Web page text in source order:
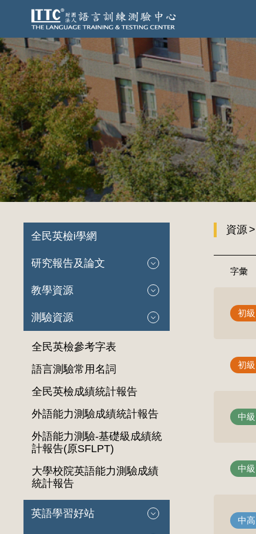
全民英檢i學網
研究報告及論文
教學資源
測驗資源
全民英檢參考字表
語言測驗常用名詞
全民英檢成績統計報告
外語能力測驗成績統計報告
外語能力測驗-基礎級成績統
計報告(原SFLPT)
大學校院英語能力測驗成績
統計報告
英語學習好站
資源
字彙
初級
初級
中級
中級
中高